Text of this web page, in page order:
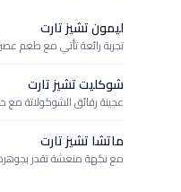
ليمون تشيز تارت
تجربة رائعة تأتي مع طعم
شوكليت تشيز تارت
عجينة رقائق الشوكولاتة مع
ماتشا تشيز تارت
مع نكهة منعشة تقدر